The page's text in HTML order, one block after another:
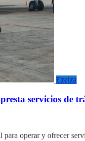
Ezeiza
servicios de
operar y ofrecer